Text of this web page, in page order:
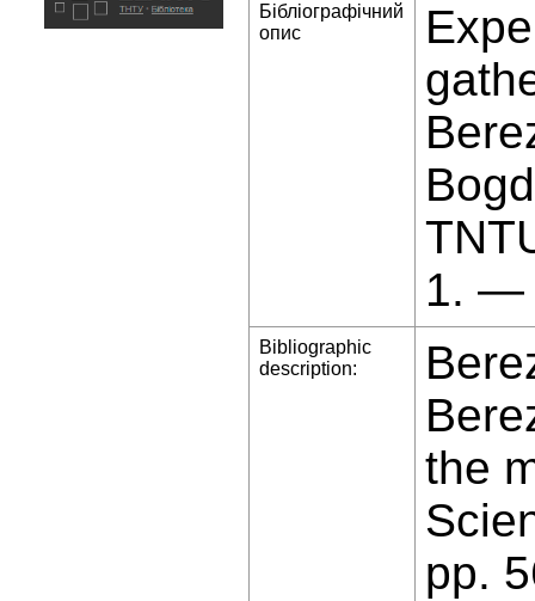
Бібліографічний
опис
1. —
Bibliographic
description:
the
pp.